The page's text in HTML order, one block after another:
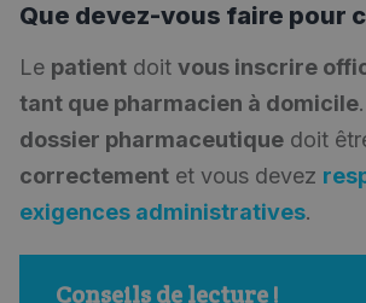
Que devez-vous faire pour
Le patient doit vous inscrire
tant que pharmacien à domicile
dossier pharmaceutique doit
correctement et vous devez
exigences administratives.
Conseils de lecture !